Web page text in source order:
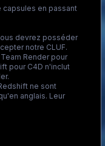
en passant
devrez posséder
notre CLUF.
Render pour
pour C4D n'inclut
ne sont
anglais. Leur